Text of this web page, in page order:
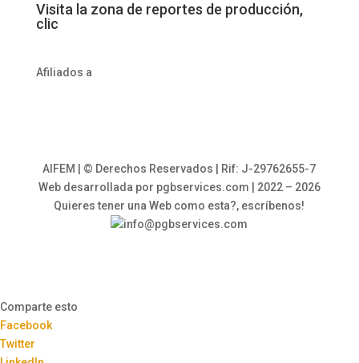
Visita la zona de reportes de producción,
clic
Afiliados a
AIFEM | © Derechos Reservados | Rif: J-29762655-7
Web desarrollada por pgbservices.com | 2022 – 2026
Quieres tener una Web como esta?, escríbenos!
info@pgbservices.com
Comparte esto
Facebook
Twitter